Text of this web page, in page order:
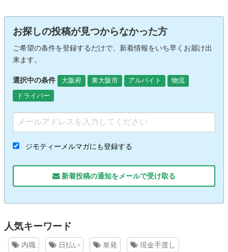
お探しの投稿が見つからなかった方
ご希望の条件を登録するだけで、新着情報をいち早くお届け出
来ます。
選択中の条件 大阪府 東大阪市 アルバイト
物流
ドライバー
ジモティーメルマガにも登録する
新着投稿の通知をメールで受け取る
人気キーワード
内職 日払い 単発 現金手渡し